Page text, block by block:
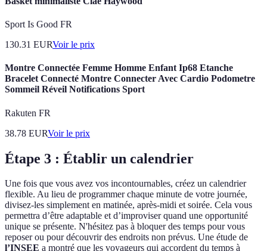
Sport Is Good FR
130.31 EURVoir le prix
Montre Connectée Femme Homme Enfant Ip68 Etanche
Bracelet Connecté Montre Connecter Avec Cardio Podometre
Sommeil Réveil Notifications Sport
Rakuten FR
38.78 EURVoir le prix
Étape 3 : Établir un calendrier
Une fois que vous avez vos incontournables, créez un calendrier
flexible. Au lieu de programmer chaque minute de votre journée,
divisez-les simplement en matinée, après-midi et soirée. Cela vous
permettra d’être adaptable et d’improviser quand une opportunité
unique se présente. N'hésitez pas à bloquer des temps pour vous
reposer ou pour découvrir des endroits non prévus. Une étude de
l’INSEE a montré que les voyageurs qui accordent du temps à